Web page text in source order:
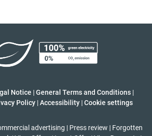
Notice |General Terms and Conditions |
Policy | Accessibility | Cookie settings
advertising | Press review | Forgotten